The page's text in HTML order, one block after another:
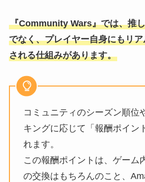
『Community Wars』では、推
でなく、プレイヤー⾃⾝にもリ
される仕組みがあります。
コミュニティのシーズン順位
キングに応じて「報酬ポイン
れます。
この報酬ポイントは、ゲーム
の交換はもちろんのこと、